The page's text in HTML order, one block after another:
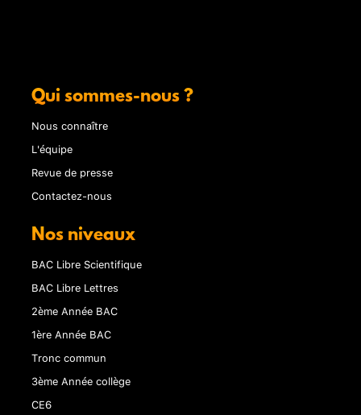
Qui sommes-nous ?
Nous connaître
L'équipe
Revue de presse
Contactez-nous
Nos niveaux
BAC Libre Scientifique
BAC Libre Lettres
2ème Année BAC
1ère Année BAC
Tronc commun
3ème Année collège
CE6